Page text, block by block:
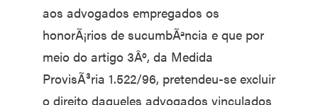
aos advogados empregados os
honorÃ¡rios de sucumbÃªncia e que por
meio do artigo 3Âº, da Medida
ProvisÃ³ria 1.522/96, pretendeu-se excluir
o direito daqueles advogados vinculados